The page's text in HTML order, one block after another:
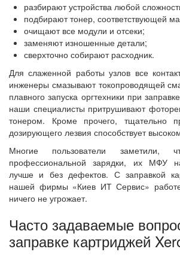
разбирают устройства любой
подбирают тонер, соответствующей
очищают все модули и отсеки;
заменяют изношенные детали;
сверхточно собирают расходник.
Для слаженной работы узлов все
инженеры смазывают токопроводящей
плавного запуска оргтехники при
наши специалисты притрушивают
тонером. Кроме прочего, тщательно
дозирующего лезвия способствует
Многие пользователи заметили,
профессиональной зарядки, их МФУ
лучше и без дефектов. С заправкой
нашей фирмы «Киев ИТ Сервис»
ничего не угрожает.
Часто задаваемые
заправке картриджей